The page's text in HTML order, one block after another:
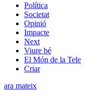
Política
Societat
Opinió
Impacte
Next
Viure bé
El Món de la Tele
Criar
ara mateix